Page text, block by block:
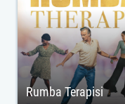
Rumba Terapisi